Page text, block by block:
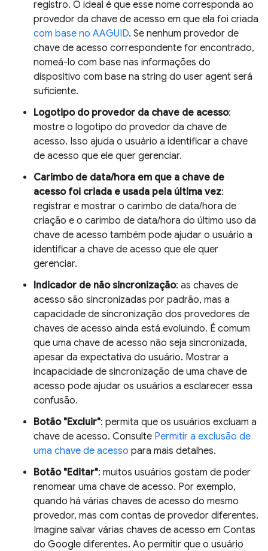
registro. O ideal é que esse nome corresponda ao
provedor da chave de acesso em que ela foi criada
com base no AAGUID. Se nenhum provedor de
chave de acesso correspondente for encontrado,
nomeá-lo com base nas informações do
dispositivo com base na string do user agent será
suficiente.
Logotipo do provedor da chave de acesso:
mostre o logotipo do provedor da chave de
acesso. Isso ajuda o usuário a identificar a chave
de acesso que ele quer gerenciar.
Carimbo de data/hora em que a chave de
acesso foi criada e usada pela última vez:
registrar e mostrar o carimbo de data/hora de
criação e o carimbo de data/hora do último uso da
chave de acesso também pode ajudar o usuário a
identificar a chave de acesso que ele quer
gerenciar.
Indicador de não sincronização: as chaves de
acesso são sincronizadas por padrão, mas a
capacidade de sincronização dos provedores de
chaves de acesso ainda está evoluindo. É comum
que uma chave de acesso não seja sincronizada,
apesar da expectativa do usuário. Mostrar a
incapacidade de sincronização de uma chave de
acesso pode ajudar os usuários a esclarecer essa
confusão.
Botão "Excluir": permita que os usuários excluam a
chave de acesso. Consulte Permitir a exclusão de
uma chave de acesso para mais detalhes.
Botão "Editar": muitos usuários gostam de poder
renomear uma chave de acesso. Por exemplo,
quando há várias chaves de acesso do mesmo
provedor, mas com contas de provedor diferentes.
Imagine salvar várias chaves de acesso em Contas
do Google diferentes. Ao permitir que o usuário